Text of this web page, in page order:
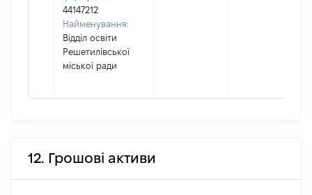
44147212
Найменування:
Відділ освіти
Решетилівської
міської ради
12. Грошові активи